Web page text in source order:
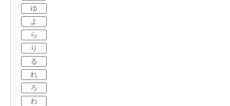
ゆ
よ
ら
り
る
れ
ろ
わ